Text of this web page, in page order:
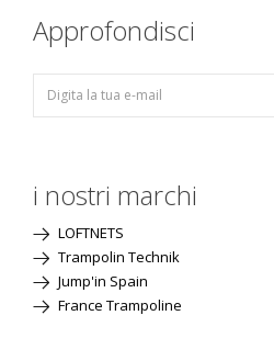
Approfondisci
i nostri marchi
LOFTNETS
Trampolin Technik
Jump'in Spain
France Trampoline